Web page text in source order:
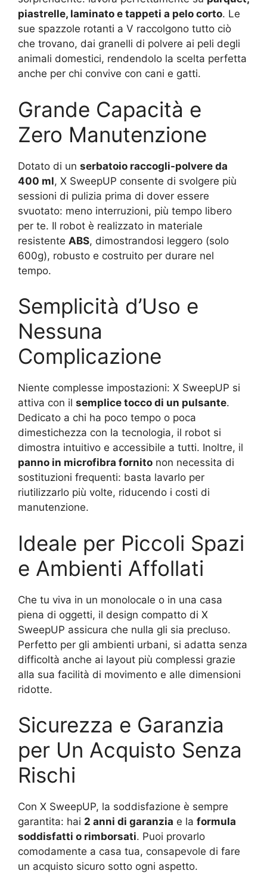
piastrelle, laminato e tappeti a pelo corto. Le
sue spazzole rotanti a V raccolgono tutto ciò
che trovano, dai granelli di polvere ai peli degli
animali domestici, rendendolo la scelta perfetta
anche per chi convive con cani e gatti.
Grande Capacità e
Zero Manutenzione
Dotato di un serbatoio raccogli-polvere da
400 ml, X SweepUP consente di svolgere più
sessioni di pulizia prima di dover essere
svuotato: meno interruzioni, più tempo libero
per te. Il robot è realizzato in materiale
resistente ABS, dimostrandosi leggero (solo
600g), robusto e costruito per durare nel
tempo.
Semplicità d’Uso e
Nessuna
Complicazione
Niente complesse impostazioni: X SweepUP si
attiva con il semplice tocco di un pulsante.
Dedicato a chi ha poco tempo o poca
dimestichezza con la tecnologia, il robot si
dimostra intuitivo e accessibile a tutti. Inoltre, il
panno in microfibra fornito non necessita di
sostituzioni frequenti: basta lavarlo per
riutilizzarlo più volte, riducendo i costi di
manutenzione.
Ideale per Piccoli Spazi
e Ambienti Affollati
Che tu viva in un monolocale o in una casa
piena di oggetti, il design compatto di X
SweepUP assicura che nulla gli sia precluso.
Perfetto per gli ambienti urbani, si adatta senza
difficoltà anche ai layout più complessi grazie
alla sua facilità di movimento e alle dimensioni
ridotte.
Sicurezza e Garanzia
per Un Acquisto Senza
Rischi
Con X SweepUP, la soddisfazione è sempre
garantita: hai 2 anni di garanzia e la formula
soddisfatti o rimborsati. Puoi provarlo
comodamente a casa tua, consapevole di fare
un acquisto sicuro sotto ogni aspetto.